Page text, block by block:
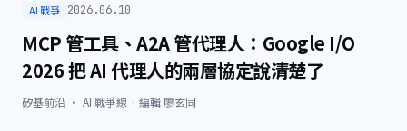
AI 戰爭 2026.06.10
MCP 管工具、A2A 管代理人：Google I/O
2026 把 AI 代理人的兩層協定說清楚了
矽基前沿 · AI 戰爭線 編輯廖玄同